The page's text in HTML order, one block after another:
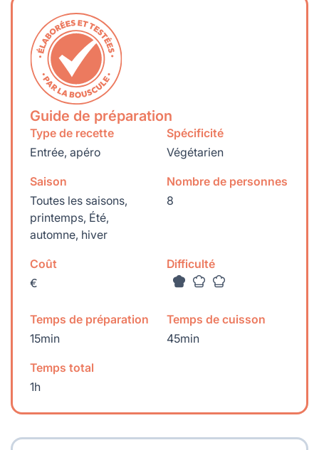
Guide de préparation
Type de recette
Entrée, apéro
Spécificité
Végétarien
Saison
Toutes les saisons,
printemps, Été,
automne, hiver
Nombre de personnes
8
Coût
€
Difficulté
Temps de préparation
15min
Temps de cuisson
45min
Temps total
1h